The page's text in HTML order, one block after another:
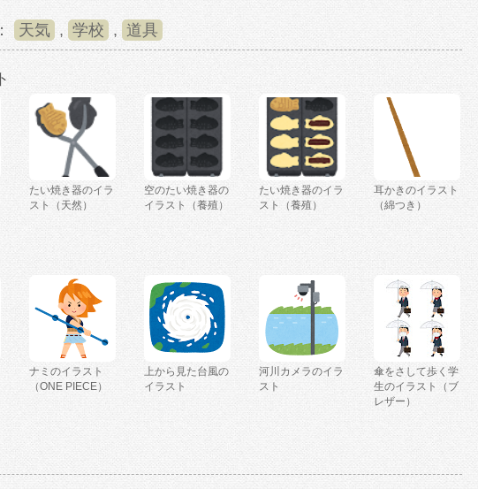
天気 , 学校 , 道具
たい焼き器のイラ
スト（天然）
空のたい焼き器の
イラスト（養殖）
たい焼き器のイラ
スト（養殖）
耳かきのイラスト
（綿つき）
ナミのイラスト
（ONE PIECE）
上から見た台風の
イラスト
河川カメラのイラ
スト
傘をさして歩く学
生のイラスト（ブ
レザー）